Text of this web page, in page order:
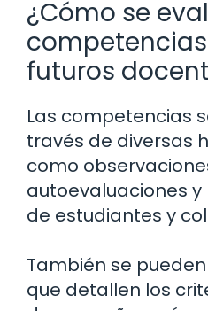
¿Cómo se
futuros
Las competencias
través de diversas
como
autoevaluaciones
de estudiantes y
También se
que detallen los